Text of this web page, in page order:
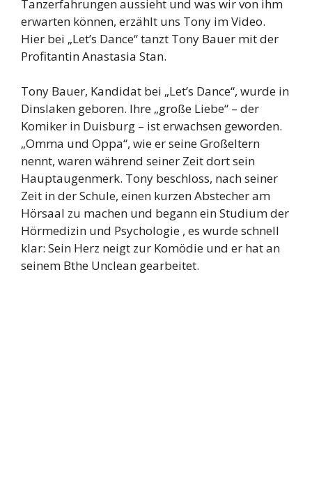
Tanzerfahrungen aussieht und was wir von ihm
erwarten können, erzählt uns Tony im Video.
Hier bei „Let’s Dance“ tanzt Tony Bauer mit der
Profitantin Anastasia Stan.
Tony Bauer, Kandidat bei „Let’s Dance“, wurde in
Dinslaken geboren. Ihre „große Liebe“ – der
Komiker in Duisburg – ist erwachsen geworden.
„Omma und Oppa“, wie er seine Großeltern
nennt, waren während seiner Zeit dort sein
Hauptaugenmerk. Tony beschloss, nach seiner
Zeit in der Schule, einen kurzen Abstecher am
Hörsaal zu machen und begann ein Studium der
Hörmedizin und Psychologie , es wurde schnell
klar: Sein Herz neigt zur Komödie und er hat an
seinem Bthe Unclean gearbeitet.